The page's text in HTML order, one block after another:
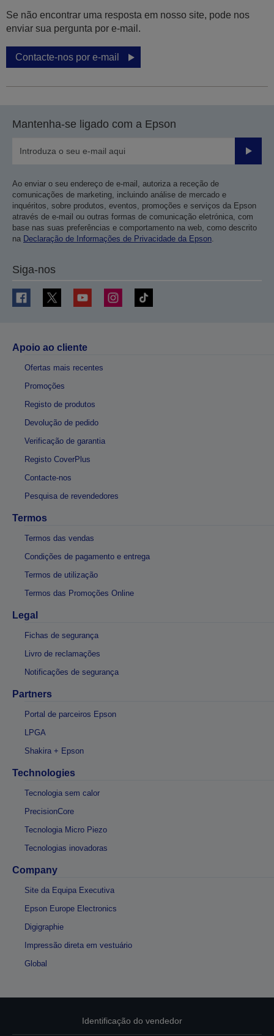
Se não encontrar uma resposta em nosso site, pode nos
enviar sua pergunta por e-mail.
Contacte-nos por e-mail
Mantenha-se ligado com a Epson
Enviar
Ao enviar o seu endereço de e-mail, autoriza a receção de
comunicações de marketing, incluindo análise de mercado e
inquéritos, sobre produtos, eventos, promoções e serviços da Epson
através de e-mail ou outras formas de comunicação eletrónica, com
base nas suas preferências e comportamento na web, como descrito
na Declaração de Informações de Privacidade da Epson.
Siga-nos
Apoio ao cliente
Ofertas mais recentes
Promoções
Registo de produtos
Devolução de pedido
Verificação de garantia
Registo CoverPlus
Contacte-nos
Pesquisa de revendedores
Termos
Termos das vendas
Condições de pagamento e entrega
Termos de utilização
Termos das Promoções Online
Legal
Fichas de segurança
Livro de reclamações
Notificações de segurança
Partners
Portal de parceiros Epson
LPGA
Shakira + Epson
Technologies
Tecnologia sem calor
PrecisionCore
Tecnologia Micro Piezo
Tecnologias inovadoras
Company
Site da Equipa Executiva
Epson Europe Electronics
Digigraphie
Impressão direta em vestuário
Global
Identificação do vendedor